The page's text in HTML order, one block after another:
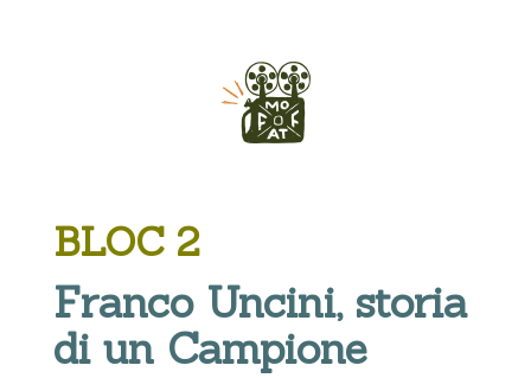
BLOC 2
Franco Uncini, storia
di un Campione